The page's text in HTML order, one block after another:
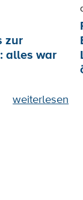
zur
alles war
weiterlesen